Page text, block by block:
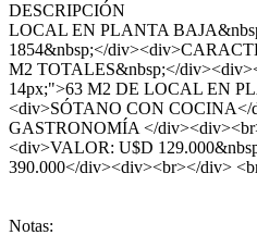
DESCRIPCIÓN
LOCAL EN PLANTA
1854&nbsp;</
M2 TOTALES&nbsp;</
14px;">63 M2 DE LOCAL EN
<div>SÓTANO CON
GASTRONOMÍA </
<div>VALOR: U$D
390.000</div><div><br></div>
Notas: